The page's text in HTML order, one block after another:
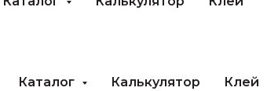
Каталог Калькулятор Клей